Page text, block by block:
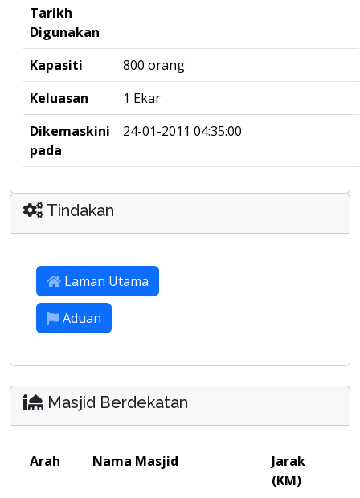
Tarikh
Digunakan
Kapasiti
800 orang
Keluasan
1 Ekar
Dikemaskini
pada
24-01-2011 04:35:00
Tindakan
Laman Utama
Aduan
Masjid Berdekatan
Arah Nama Masjid
Jarak
(KM)